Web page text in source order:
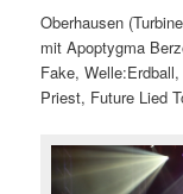
Oberhausen
mit Apoptygma
Fake,
Priest, Future Lied